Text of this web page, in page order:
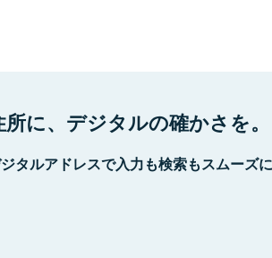
所に、デジタルの確かさを。
タルアドレスで入力も検索もスムーズ